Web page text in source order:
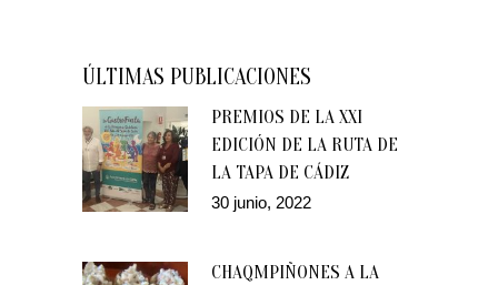
ÚLTIMAS PUBLICACIONES
PREMIOS DE LA XXI
EDICIÓN DE LA RUTA DE
LA TAPA DE CÁDIZ
30 junio, 2022
CHAQMPIÑONES A LA